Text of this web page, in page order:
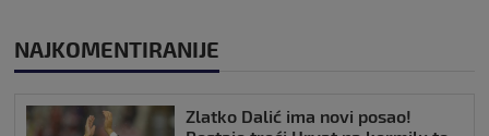
NAJKOMENTIRANIJE
Zlatko Dalić ima novi posao!